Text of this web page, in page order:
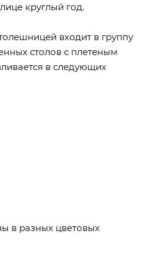
круглый год.
входит в группу
столов с плетеным
в следующих
в разных цветовых